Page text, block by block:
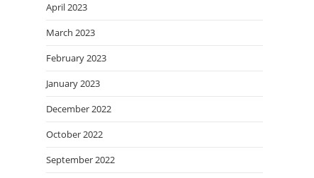
April 2023
March 2023
February 2023
January 2023
December 2022
October 2022
September 2022